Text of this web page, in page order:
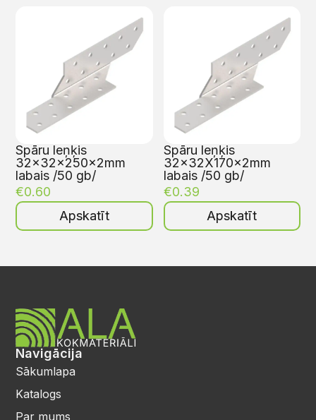
Spāru leņķis
32x32x250x2mm
labais /50 gb/
€0.60
Apskatīt
Spāru leņķis
32x32X170x2mm
labais /50 gb/
€0.39
Apskatīt
Navigācija
Sākumlapa
Katalogs
Par mums